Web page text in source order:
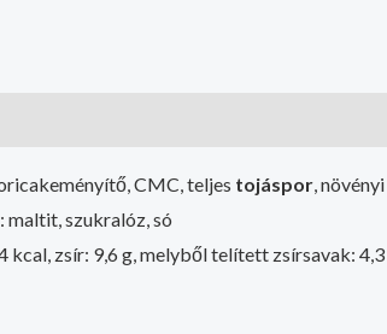
CMC, teljes tojáspor,
szukralóz, só
zsír: 9,6 g, melyből telített zsírsavak: